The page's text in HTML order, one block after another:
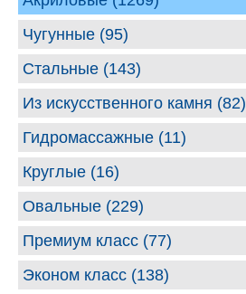
Чугунные (95)
Стальные (143)
Из искусственного камня (82)
Гидромассажные (11)
Круглые (16)
Овальные (229)
Премиум класс (77)
Эконом класс (138)